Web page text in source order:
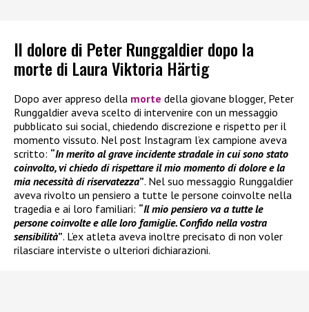
Il dolore di Peter Runggaldier dopo la
morte di Laura Viktoria Härtig
Dopo aver appreso della morte della giovane blogger, Peter
Runggaldier aveva scelto di intervenire con un messaggio
pubblicato sui social, chiedendo discrezione e rispetto per il
momento vissuto. Nel post Instagram l’ex campione aveva
scritto: “In merito al grave incidente stradale in cui sono stato
coinvolto, vi chiedo di rispettare il mio momento di dolore e la
mia necessità di riservatezza”. Nel suo messaggio Runggaldier
aveva rivolto un pensiero a tutte le persone coinvolte nella
tragedia e ai loro familiari: “Il mio pensiero va a tutte le
persone coinvolte e alle loro famiglie. Confido nella vostra
sensibilità”. L’ex atleta aveva inoltre precisato di non voler
rilasciare interviste o ulteriori dichiarazioni.